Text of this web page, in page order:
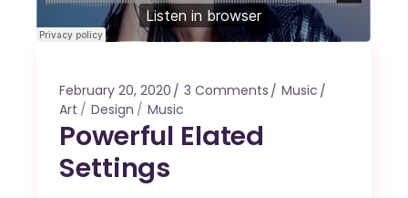
February 20, 2020 3 Comments
Music
Art
Design Music
Powerful Elated
Settings